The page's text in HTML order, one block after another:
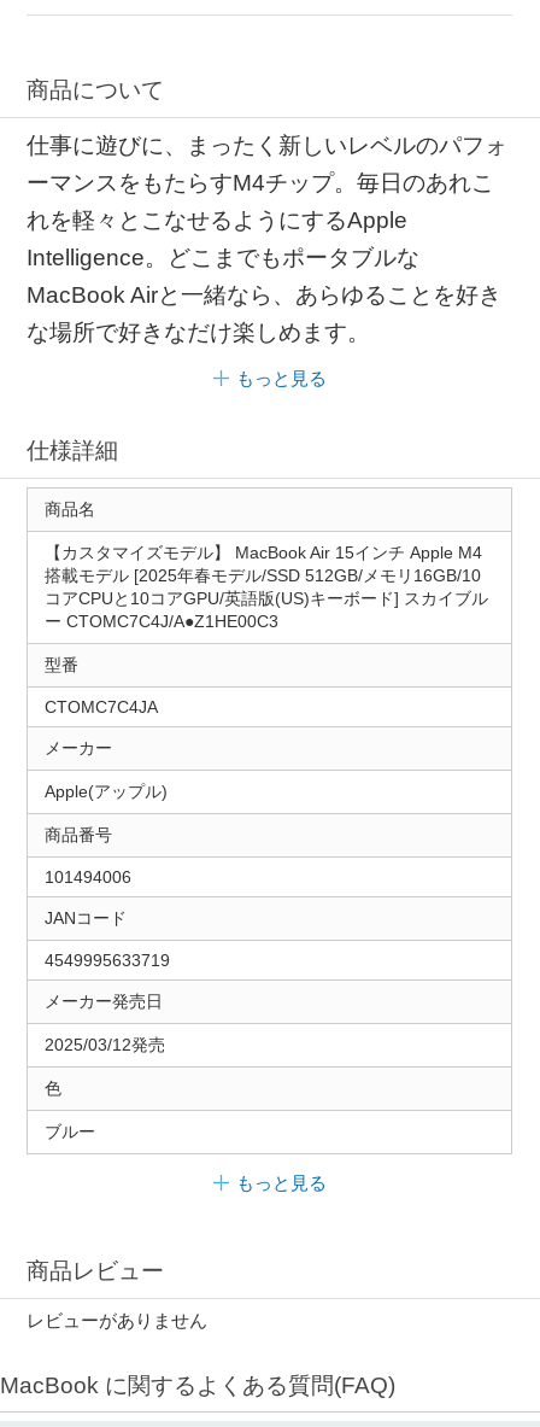
商品について
仕事に遊びに、まったく新しいレベルのパフォ
ーマンスをもたらすM4チップ。毎日のあれこ
れを軽々とこなせるようにするApple
Intelligence。どこまでもポータブルな
MacBook Airと一緒なら、あらゆることを好き
な場所で好きなだけ楽しめます。
もっと見る
仕様詳細
商品名
【カスタマイズモデル】 MacBook Air 15インチ Apple M4
搭載モデル [2025年春モデル/SSD 512GB/メモリ16GB/10
コアCPUと10コアGPU/英語版(US)キーボード] スカイブル
ー CTOMC7C4J/A●Z1HE00C3
型番
CTOMC7C4JA
メーカー
Apple(アップル)
商品番号
101494006
JANコード
4549995633719
メーカー発売日
2025/03/12発売
色
ブルー
もっと見る
商品レビュー
レビューがありません
MacBook に関するよくある質問(FAQ)